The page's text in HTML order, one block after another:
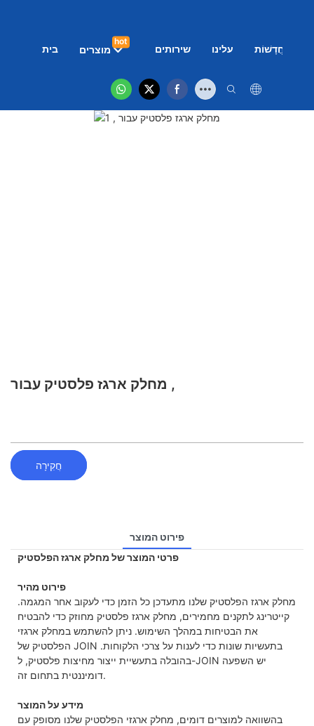
בית מוצרים
hot
שירותים עלינו חֲדָשׁוֹת
מחלק ארגז פלסטיק עבור ,
חֲקִירָה
פירוט המוצר
פרטי המוצר של מחלק ארגז הפלסטיק
פירוט מהיר
מחלק ארגז הפלסטיק שלנו מתעדכן כל הזמן כדי לעקוב אחר המגמה.
קייטרינג לתקנים מחמירים, מחלק ארגז פלסטיק מחוזק כדי להבטיח
את הבטיחות במהלך השימוש. ניתן להשתמש במחלק ארגזי
הפלסטיק של JOIN בתעשיות שונות כדי לענות על צרכי הלקוחות.
בהובלה בתעשיית ייצור מחיצות פלסטיק, ל-JOIN יש השפעה
דומיננטית בתחום זה.
מידע על המוצר
בהשוואה למוצרים דומים, מחלק ארגזי הפלסטיק שלנו מסופק עם